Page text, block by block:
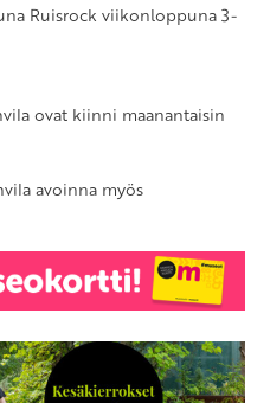
Ruisrock viikonloppuna 3-
ovat kiinni maanantaisin
avoinna myös